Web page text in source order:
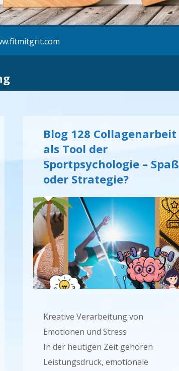
Blog 128 Collagenarbeit
als Tool der
Sportpsychologie – Spaß
oder Strategie?
Kreative Verarbeitung von
Emotionen und Stress
In der heutigen Zeit gehören
Leistungsdruck, emotionale